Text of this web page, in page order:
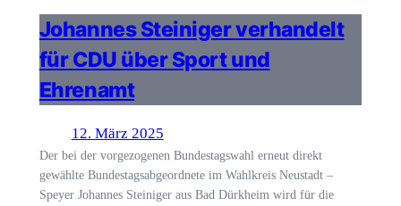
Johannes Steiniger verhandelt
für CDU über Sport und
Ehrenamt
12. März 2025
Der bei der vorgezogenen Bundestagswahl erneut direkt
gewählte Bundestagsabgeordnete im Wahlkreis Neustadt –
Speyer Johannes Steiniger aus Bad Dürkheim wird für die